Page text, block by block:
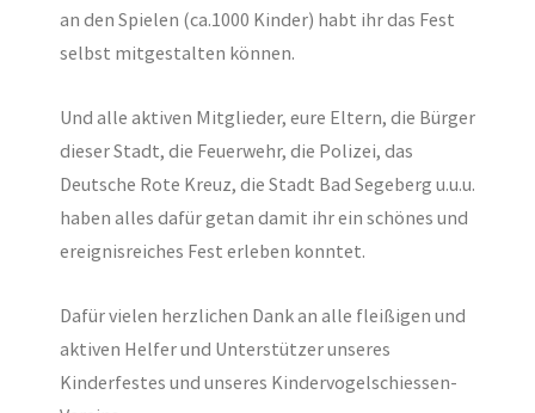
an den Spielen (ca.1000 Kinder) habt ihr das Fest
selbst mitgestalten können.
Und alle aktiven Mitglieder, eure Eltern, die Bürger
dieser Stadt, die Feuerwehr, die Polizei, das
Deutsche Rote Kreuz, die Stadt Bad Segeberg u.u.u.
haben alles dafür getan damit ihr ein schönes und
ereignisreiches Fest erleben konntet.
Dafür vielen herzlichen Dank an alle fleißigen und
aktiven Helfer und Unterstützer unseres
Kinderfestes und unseres Kindervogelschiessen-